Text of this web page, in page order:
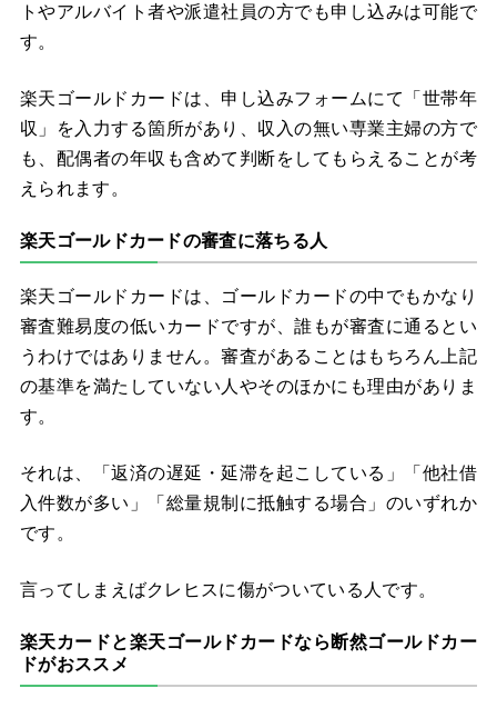
トやアルバイト者や派遣社員の方でも申し込みは可能で
す。
楽天ゴールドカードは、申し込みフォームにて「世帯年
収」を入力する箇所があり、収入の無い専業主婦の方で
も、配偶者の年収も含めて判断をしてもらえることが考
えられます。
楽天ゴールドカードの審査に落ちる人
楽天ゴールドカードは、ゴールドカードの中でもかなり
審査難易度の低いカードですが、誰もが審査に通るとい
うわけではありません。審査があることはもちろん上記
の基準を満たしていない人やそのほかにも理由がありま
す。
それは、「返済の遅延・延滞を起こしている」「他社借
入件数が多い」「総量規制に抵触する場合」のいずれか
です。
言ってしまえばクレヒスに傷がついている人です。
楽天カードと楽天ゴールドカードなら断然ゴールドカー
ドがおススメ